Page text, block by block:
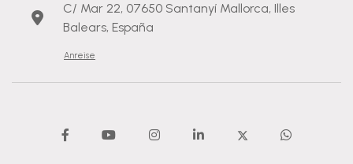
C/ Mar 22, 07650 Santanyí Mallorca, Illes
Balears, España
Anreise